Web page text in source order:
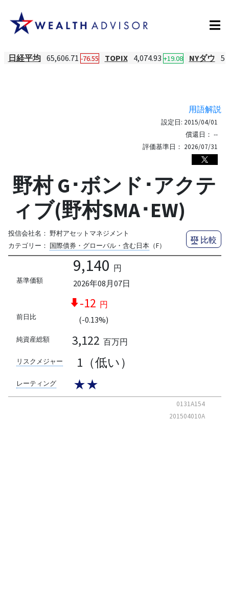
日経平均 65,606.71 -76.55 TOPIX 4,074.93 +19.08 NYダウ
用語解説
設定日: 2015/04/01
償還日： --
評価基準日： 2026/07/31
野村 G･ボンド･アクテ
ィブ(野村SMA･EW)
投信会社名： 野村アセットマネジメント
カテゴリー： 国際債券・グローバル・含む日本（F）
比較
基準価額
9,140 円
2026年08月07日
前日比
-12 円
(-0.13%)
純資産総額 3,122 百万円
リスクメジャー 1（低い）
レーティング ★★
0131A154
201504010A